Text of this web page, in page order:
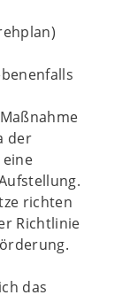
der
richten
Richtlinie
das